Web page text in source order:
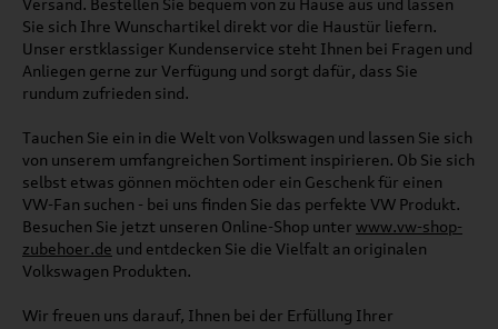
Sie sich Ihre Wunschartikel direkt vor die Haustür liefern.
Unser erstklassiger Kundenservice steht Ihnen bei Fragen und
Anliegen gerne zur Verfügung und sorgt dafür, dass Sie
rundum zufrieden sind.
Tauchen Sie ein in die Welt von Volkswagen und lassen Sie sich
von unserem umfangreichen Sortiment inspirieren. Ob Sie sich
selbst etwas gönnen möchten oder ein Geschenk für einen
VW-Fan suchen - bei uns finden Sie das perfekte VW Produkt.
Besuchen Sie jetzt unseren Online-Shop unter www.vw-shop-
zubehoer.de und entdecken Sie die Vielfalt an originalen
Volkswagen Produkten.
Wir freuen uns darauf, Ihnen bei der Erfüllung Ihrer